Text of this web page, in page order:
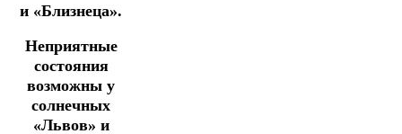
и «Близнеца».
Неприятные
состояния
возможны у
солнечных
«Львов» и